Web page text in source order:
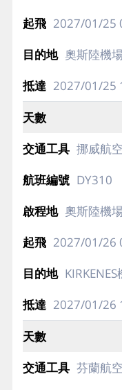
2027/01/25
奧斯陸機
2027/01/25
挪威航空
DY310
奧斯陸機
2027/01/26
2027/01/26
芬蘭航空